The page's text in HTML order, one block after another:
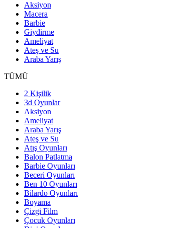
Aksiyon
Macera
Barbie
Giydirme
Ameliyat
Ateş ve Su
Araba Yarış
TÜMÜ
2 Kişilik
3d Oyunlar
Aksiyon
Ameliyat
Araba Yarış
Ateş ve Su
Atış Oyunları
Balon Patlatma
Barbie Oyunları
Beceri Oyunları
Ben 10 Oyunları
Bilardo Oyunları
Boyama
Çizgi Film
Çocuk Oyunları